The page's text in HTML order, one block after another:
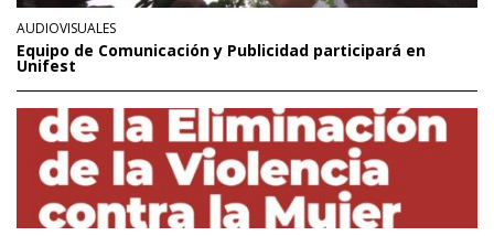
AUDIOVISUALES
Equipo de Comunicación y Publicidad participará en
Unifest